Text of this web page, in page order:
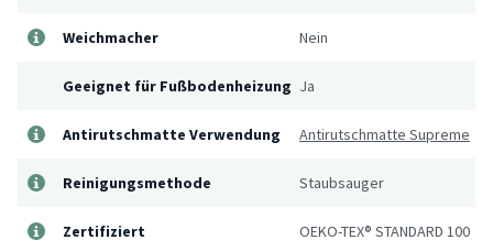
Weichmacher Nein
Geeignet für Fußbodenheizung Ja
Antirutschmatte Verwendung Antirutschmatte Supreme
Reinigungsmethode Staubsauger
Zertifiziert OEKO-TEX® STANDARD 100